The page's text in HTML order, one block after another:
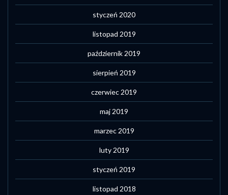
styczeń 2020
listopad 2019
październik 2019
sierpień 2019
czerwiec 2019
maj 2019
marzec 2019
luty 2019
styczeń 2019
listopad 2018